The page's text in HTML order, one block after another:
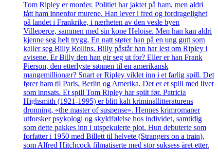
Tom Ripley er morder. Politiet har jaktet på ham, men aldri
fått ham innenfor murene. Han lever i fred og fordragelighet
på landet i Frankrike, i nærheten av den vesle byen
Villeperce, sammen med sin kone Heloise. Men han kan aldri
kjenne seg helt trygg. En natt støter han på en ung gutt som
kaller seg Billy Rollins. Billy påstår han har lest om Ripley i
avisene. Er Billy den han gir seg ut for? Eller er han Frank
Pierson, den etterlyste sønnen til en amerikansk
mangemillionær? Snart er Ripley viklet inn i et farlig spill. Det
fører ham til Paris, Berlin og Amerika. Det er et spill med livet
som innsats. Et spill Tom Ripley har spilt før. Patricia
Highsmith (1921-1995) er blitt kalt kriminallitteraturens
dronning, «the master of suspense». Hennes krimromaner
utforsker psykologi og skyldfølelse hos individet, samtidig
som dette pakkes inn i utspekulerte plot. Hun debuterte som
forfatter i 1950 med Billett til helvete (Strangers on a train),
som Alfred Hitchcock filmatiserte med stor suksess året etter.